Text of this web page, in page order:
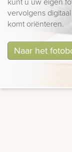
vervolgens
komt oriënteren.
Naar het